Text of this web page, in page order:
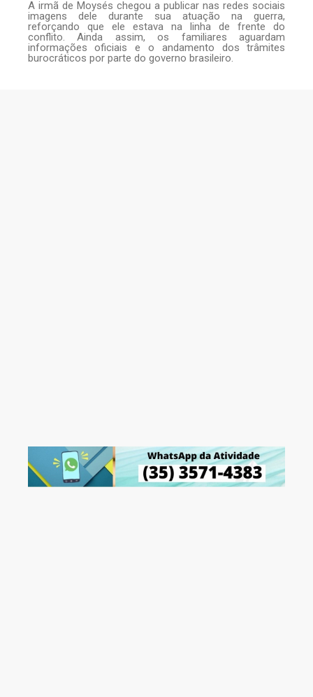
A irmã de Moysés chegou a publicar nas redes sociais
imagens dele durante sua atuação na guerra,
reforçando que ele estava na linha de frente do
conflito. Ainda assim, os familiares aguardam
informações oficiais e o andamento dos trâmites
burocráticos por parte do governo brasileiro.